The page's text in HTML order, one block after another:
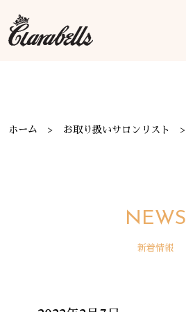
ホーム お取り扱いサロンリスト
NEWS
新着情報